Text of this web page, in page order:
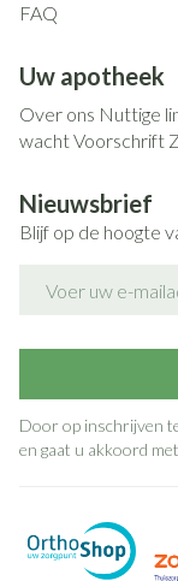
FAQ
Uw apotheek
Over ons Nuttige
wachtVoorschrift
Nieuwsbrief
Blijf op de hoogte
Door op inschrijven
en gaat u akkoord